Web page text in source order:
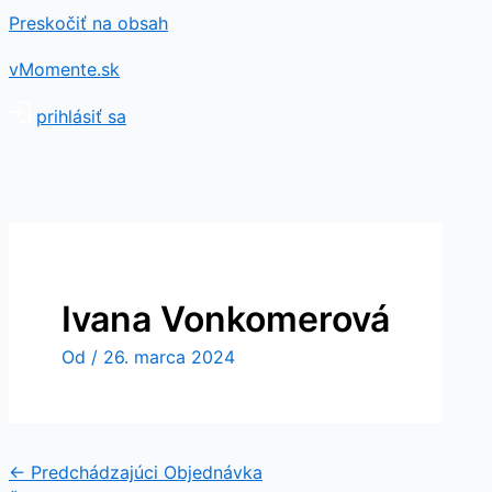
Preskočiť na obsah
vMomente.sk
prihlásiť sa
Ivana Vonkomerová
Od / 26. marca 2024
← Predchádzajúci Objednávka